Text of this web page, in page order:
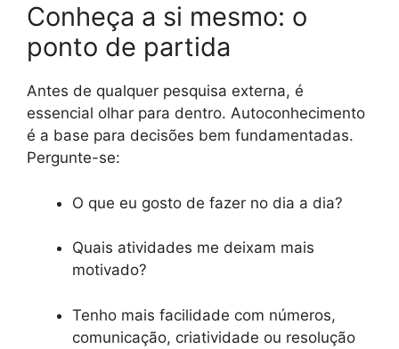
Conheça a si mesmo: o
ponto de partida
Antes de qualquer pesquisa externa, é
essencial olhar para dentro. Autoconhecimento
é a base para decisões bem fundamentadas.
Pergunte-se:
O que eu gosto de fazer no dia a dia?
Quais atividades me deixam mais
motivado?
Tenho mais facilidade com números,
comunicação, criatividade ou resolução